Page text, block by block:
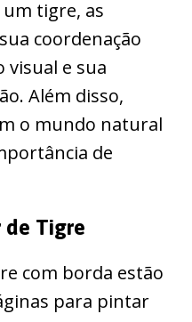
tigre, as
coordenação
visual e sua
Além disso,
o mundo natural
de
de Tigre
com borda estão
para pintar